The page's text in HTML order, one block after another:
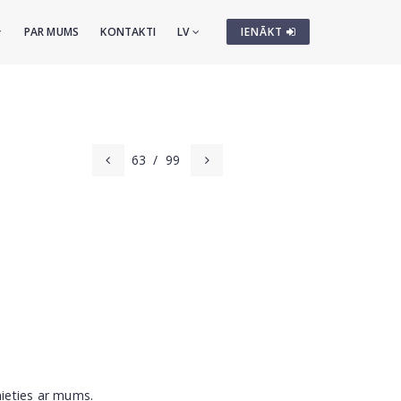
IENĀKT
PAR MUMS KONTAKTI LV
63 / 99
ar mums.